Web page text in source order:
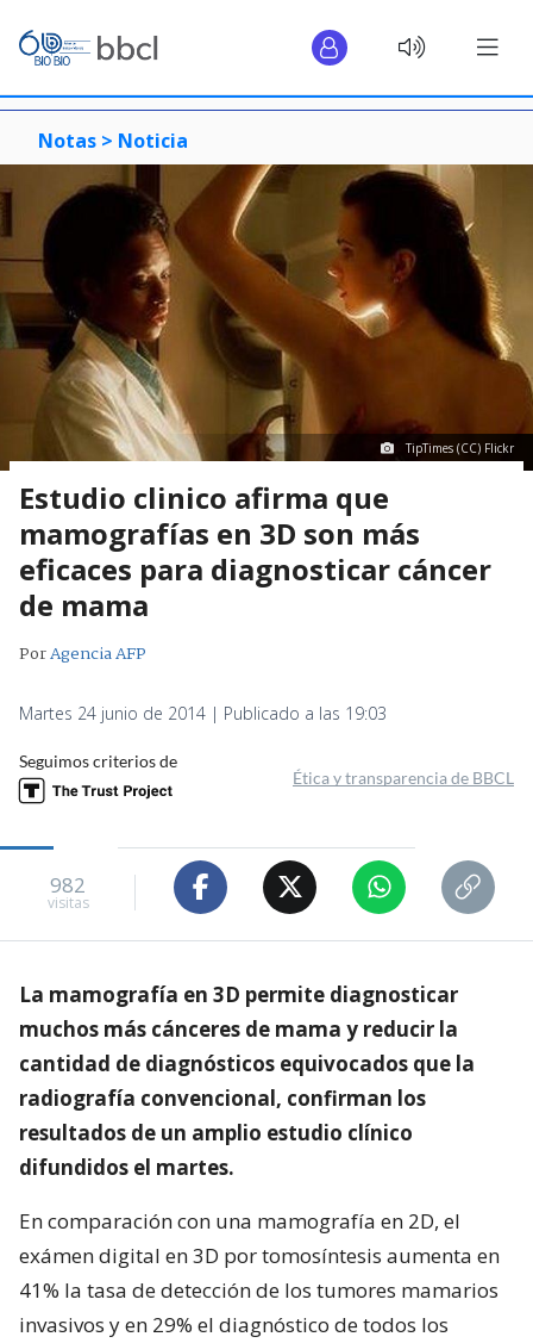
Notas > Noticia
TipTimes (CC) Flickr
Estudio clinico afirma que
mamografías en 3D son más
eficaces para diagnosticar cáncer
de mama
PorAgencia AFP
Martes 24 junio de 2014 | Publicado a las 19:03
Seguimos criterios de
Ética y transparencia de BBCL
982
visitas
La mamografía en 3D permite diagnosticar
muchos más cánceres de mama y reducir la
cantidad de diagnósticos equivocados que la
radiografía convencional, confirman los
resultados de un amplio estudio clínico
difundidos el martes.
En comparación con una mamografía en 2D, el
exámen digital en 3D por tomosíntesis aumenta en
41% la tasa de detección de los tumores mamarios
invasivos y en 29% el diagnóstico de todos los